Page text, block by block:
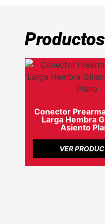
Conector
Larga Hembra
Asiento
VER